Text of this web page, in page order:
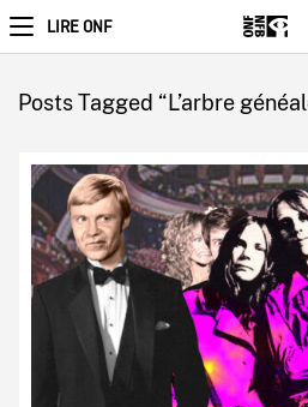
LIRE ONF
Posts Tagged “L’arbre